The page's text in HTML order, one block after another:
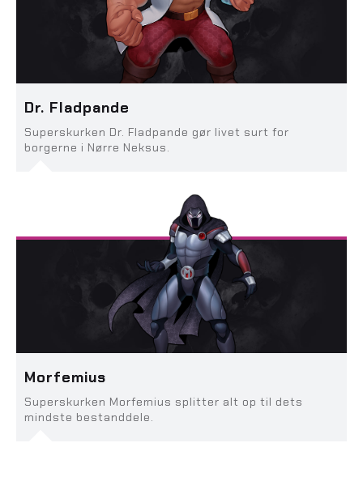
Dr. Fladpande
Superskurken Dr. Fladpande gør livet surt for
borgerne i Nørre Neksus.
Morfemius
Superskurken Morfemius splitter alt op til dets
mindste bestanddele.